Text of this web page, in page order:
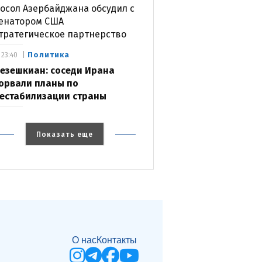
Азербайджана обсудил с
США
партнерство
Политика
соседи Ирана
планы по
страны
23:40
Показать еще
О насКонтакты